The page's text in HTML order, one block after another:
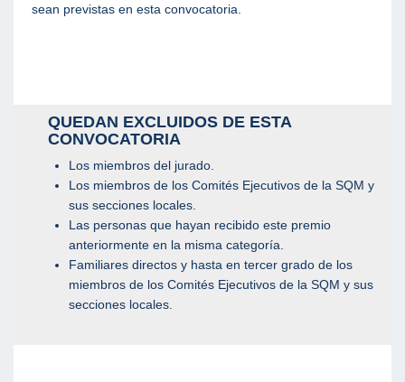
sean previstas en esta convocatoria.
QUEDAN EXCLUIDOS DE ESTA
CONVOCATORIA
Los miembros del jurado.
Los miembros de los Comités Ejecutivos de la SQM y
sus secciones locales.
Las personas que hayan recibido este premio
anteriormente en la misma categoría.
Familiares directos y hasta en tercer grado de los
miembros de los Comités Ejecutivos de la SQM y sus
secciones locales.